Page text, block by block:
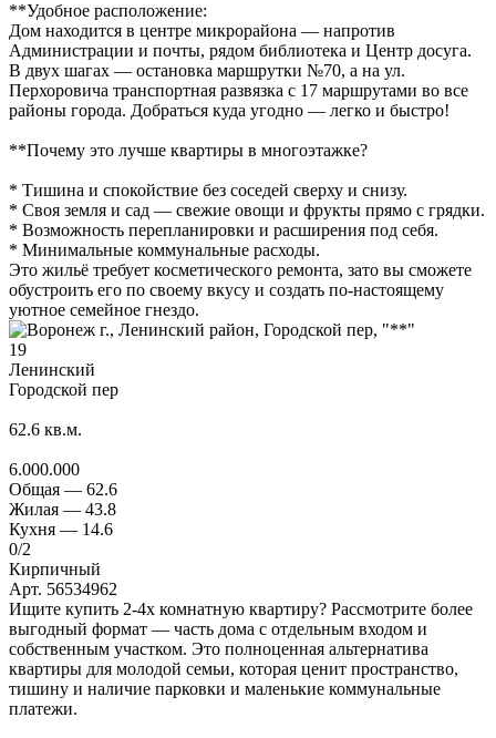
**Удобное расположение:
Дом находится в центре микрорайона — напротив
Администрации и почты, рядом библиотека и Центр досуга.
В двух шагах — остановка маршрутки №70, а на ул.
Перхоровича транспортная развязка с 17 маршрутами во все
районы города. Добраться куда угодно — легко и быстро!
**Почему это лучше квартиры в многоэтажке?
* Тишина и спокойствие без соседей сверху и снизу.
* Своя земля и сад — свежие овощи и фрукты прямо с грядки.
* Возможность перепланировки и расширения под себя.
* Минимальные коммунальные расходы.
Это жильё требует косметического ремонта, зато вы сможете
обустроить его по своему вкусу и создать по-настоящему
уютное семейное гнездо.
19
Ленинский
Городской пер
62.6 кв.м.
6.000.000
Общая — 62.6
Жилая — 43.8
Кухня — 14.6
0/2
Кирпичный
Арт. 56534962
Ищите купить 2-4х комнатную квартиру? Рассмотрите более
выгодный формат — часть дома с отдельным входом и
собственным участком. Это полноценная альтернатива
квартиры для молодой семьи, которая ценит пространство,
тишину и наличие парковки и маленькие коммунальные
платежи.